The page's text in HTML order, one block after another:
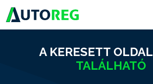
A KERESETT OLDAL
TALÁLHATÓ